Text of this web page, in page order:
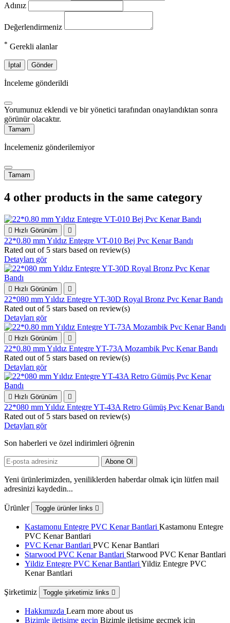
Adınız
Değerlendirmeniz
* Gerekli alanlar
İptal Gönder
İnceleme gönderildi
Yorumunuz eklendi ve bir yönetici tarafından onaylandıktan sonra
görünür olacaktır.
Tamam
İncelemeniz gönderilemiyor
Tamam
4 other products in the same category
 Hızlı Görünüm 
22*0.80 mm Yıldız Entegre VT-010 Bej Pvc Kenar Bandı
Rated out of 5 stars based on review(s)
Detayları gör
 Hızlı Görünüm 
22*080 mm Yıldız Entegre YT-30D Royal Bronz Pvc Kenar Bandı
Rated out of 5 stars based on review(s)
Detayları gör
 Hızlı Görünüm 
22*0.80 mm Yıldız Entegre YT-73A Mozambik Pvc Kenar Bandı
Rated out of 5 stars based on review(s)
Detayları gör
 Hızlı Görünüm 
22*080 mm Yıldız Entegre YT-43A Retro Gümüş Pvc Kenar Bandı
Rated out of 5 stars based on review(s)
Detayları gör
Son haberleri ve özel indirimleri öğrenin
Yeni ürünlerimizden, yeniliklerden haberdar olmak için lütfen mail
adresinizi kaydedin...
Ürünler Toggle ürünler links 
Kastamonu Entegre PVC Kenar Bantlari Kastamonu Entegre
PVC Kenar Bantlari
PVC Kenar Bantlari PVC Kenar Bantlari
Starwood PVC Kenar Bantlari Starwood PVC Kenar Bantlari
Yildiz Entegre PVC Kenar Bantlari Yildiz Entegre PVC
Kenar Bantlari
Şirketimiz Toggle şirketimiz links 
Hakkımızda Learn more about us
Bizimle iletişime geçin Bizimle iletişime geçmek için